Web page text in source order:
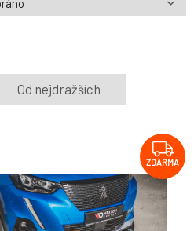
Od nejdražších
ZDARMA